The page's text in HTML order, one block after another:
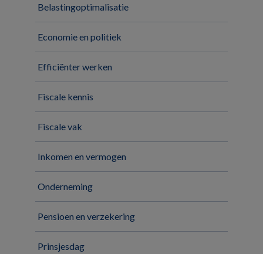
Belastingoptimalisatie
Economie en politiek
Efficiënter werken
Fiscale kennis
Fiscale vak
Inkomen en vermogen
Onderneming
Pensioen en verzekering
Prinsjesdag